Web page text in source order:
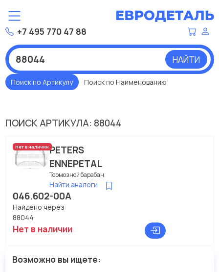
+7 495 770 47 88
НАЙТИ
Поиск по Артикулу Поиск по Наименованию
ПОИСК АРТИКУЛА: 88044
Нет в наличииPETERS
ENNEPETAL
Тормозной барабан
Найти аналоги
046.602-00A
Найдено через:
88044
Нет в наличии
Возможно вы ищете: